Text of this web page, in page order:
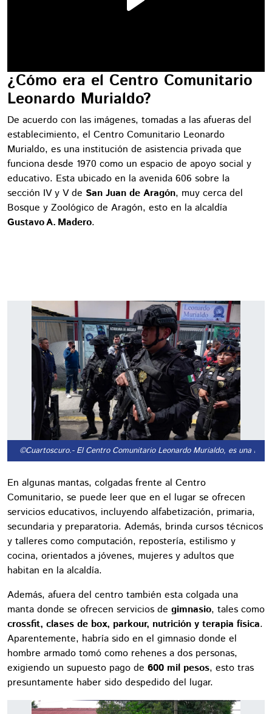
¿Cómo era el Centro Comunitario
Leonardo Murialdo?
De acuerdo con las imágenes, tomadas a las afueras del
establecimiento, el Centro Comunitario Leonardo
Murialdo, es una institución de asistencia privada que
funciona desde 1970 como un espacio de apoyo social y
educativo. Esta ubicado en la avenida 606 sobre la
sección IV y V de San Juan de Aragón, muy cerca del
Bosque y Zoológico de Aragón, esto en la alcaldía
Gustavo A. Madero.
©Cuartoscuro.- El Centro Comunitario Leonardo Murialdo, es una
En algunas mantas, colgadas frente al Centro
Comunitario, se puede leer que en el lugar se ofrecen
servicios educativos, incluyendo alfabetización, primaria,
secundaria y preparatoria. Además, brinda cursos técnicos
y talleres como computación, repostería, estilismo y
cocina, orientados a jóvenes, mujeres y adultos que
habitan en la alcaldía.
Además, afuera del centro también esta colgada una
manta donde se ofrecen servicios de gimnasio, tales como
crossfit, clases de box, parkour, nutrición y terapia física.
Aparentemente, habría sido en el gimnasio donde el
hombre armado tomó como rehenes a dos personas,
exigiendo un supuesto pago de 600 mil pesos, esto tras
presuntamente haber sido despedido del lugar.